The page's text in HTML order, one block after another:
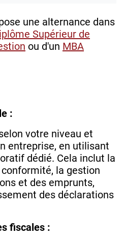
une alternance dans
Supérieur de
ou d'un MBA
:
votre niveau et
entreprise, en utilisant
dédié. Cela inclut la
la gestion
et des emprunts,
des déclarations
fiscales :